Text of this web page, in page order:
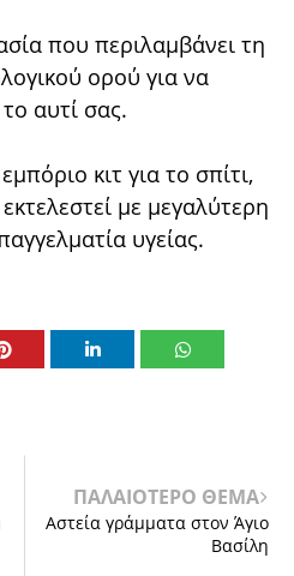
που περιλαμβάνει τη
ορού για να
αυτί σας.
κιτ για το σπίτι,
με μεγαλύτερη
υγείας.
ΠΑΛΑΙΟΤΕΡΟ ΘΕΜΑ
Αστεία γράμματα στον Άγιο
Βασίλη